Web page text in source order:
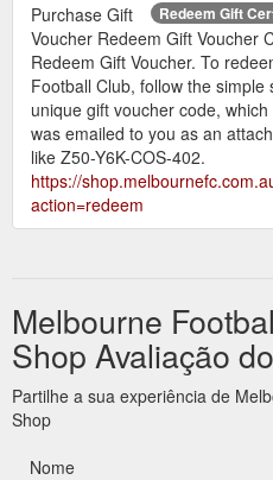
Redeem Gift
Purchase Gift
Voucher Redeem Gift Voucher
Redeem Gift Voucher. To
Football Club, follow the
unique gift voucher code,
was emailed to you as an
like Z50-Y6K-COS-402.
https://
action=redeem
Melbourne
Shop Avaliação
Partilhe a sua experiência de
Shop
Nome